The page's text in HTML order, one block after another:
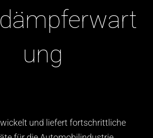
ung
und liefert fortschrittliche